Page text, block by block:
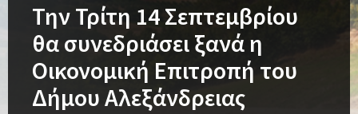
Την Τρίτη 14 Σεπτεμβρίου
θα συνεδριάσει ξανά η
Οικονομική Επιτροπή του
Δήμου Αλεξάνδρειας